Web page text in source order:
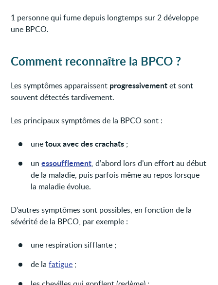
1 personne qui fume depuis longtemps sur 2 développe
une BPCO.
Comment reconnaître la BPCO ?
Les symptômes apparaissent progressivementet sont
souvent détectés tardivement.
Les principaux symptômes de la BPCO sont :
unetoux avec des crachats ;
unessoufflement, d’abord lors d’un effort au début
de la maladie, puis parfois même au repos lorsque
la maladie évolue.
D’autres symptômes sont possibles, en fonction de la
sévérité de la BPCO, par exemple :
une respiration sifflante ;
de lafatigue ;